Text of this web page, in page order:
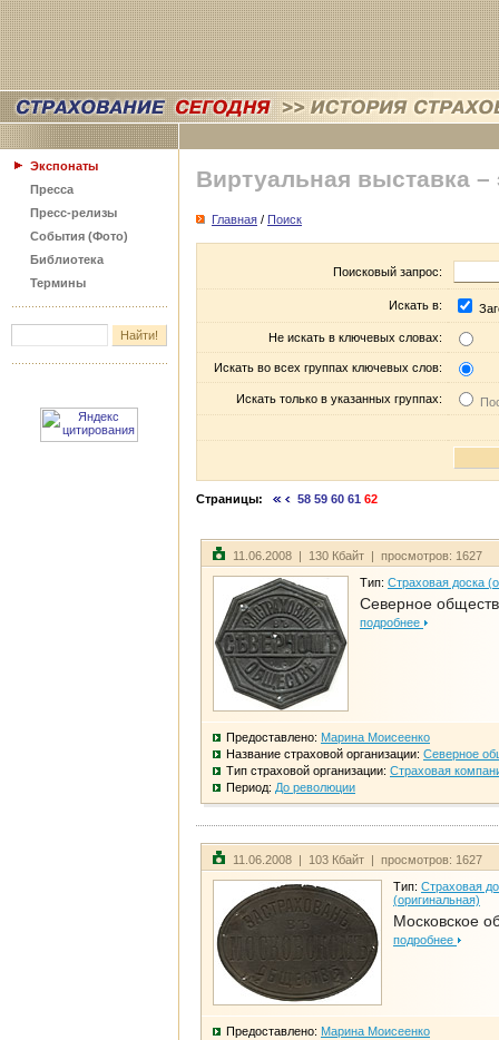
Экспонаты
Пресса
Пресс-релизы
События (Фото)
Библиотека
Термины
Виртуальная выставка –
Главная / Поиск
Поисковый запрос:
Искать в:
Не искать в ключевых словах:
Искать во всех группах ключевых слов:
Искать только в указанных группах:
Страницы: 58 59 60 61 62
11.06.2008 | 130 Кбайт | просмотров: 1627
Тип: Страховая доска
Северное
подробнее
Предоставлено: Марина Моисеенко
Название страховой организации: Северное
Тип страховой организации: Страховая
Период: До революции
11.06.2008 | 103 Кбайт | просмотров: 1627
Тип: Страховая
(оригинальная)
Московское
подробнее
Предоставлено: Марина Моисеенко